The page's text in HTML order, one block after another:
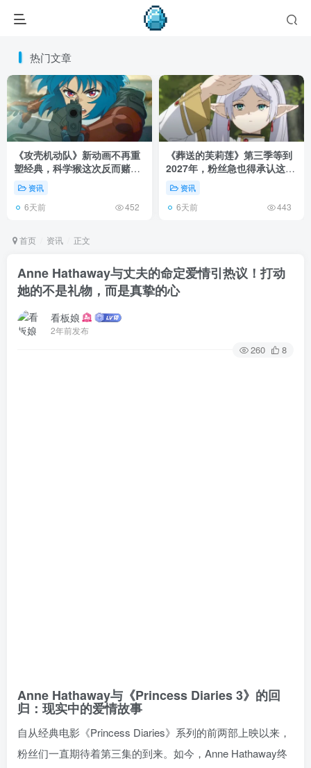
热门文章
《攻壳机动队》新动画不再重
塑经典，科学猴这次反而赌对
了！资讯
6天前 452
《葬送的芙莉莲》第三季等到
2027年，粉丝急也得承认这次
慢得有道理！
资讯
6天前 443
首页 资讯 正文
Anne Hathaway与丈夫的命定爱情引热议！打动
她的不是礼物，而是真挚的心
看板娘
2年前发布
260 8
Anne Hathaway与《Princess Diaries 3》的回
归：现实中的爱情故事
自从经典电影《Princess Diaries》系列的前两部上映以来，
粉丝们一直期待着第三集的到来。如今，Anne Hathaway终